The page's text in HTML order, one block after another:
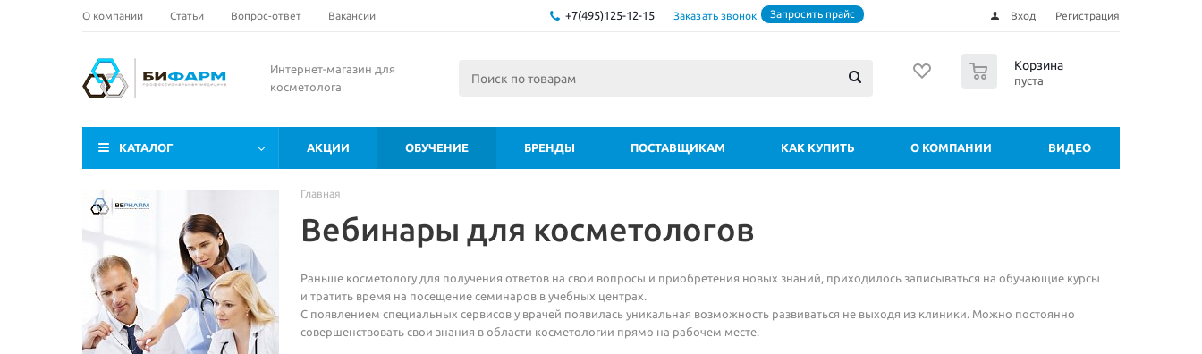
О компании Статьи Вопрос-ответ Вакансии +7(495)125-12-15 Заказать звонок Запросить прайс Вход Регистрация
Интернет-магазин для
косметолога
Корзина
пуста
КАТАЛОГ АКЦИИ ОБУЧЕНИЕ БРЕНДЫ ПОСТАВЩИКАМ КАК КУПИТЬ О КОМПАНИИ ВИДЕО
Главная
Вебинары для косметологов
Раньше косметологу для получения ответов на свои вопросы и приобретения новых знаний, приходилось записываться на обучающие курсы
и тратить время на посещение семинаров в учебных центрах.
С появлением специальных сервисов у врачей появилась уникальная возможность развиваться не выходя из клиники. Можно постоянно
совершенствовать свои знания в области косметологии прямо на рабочем месте.